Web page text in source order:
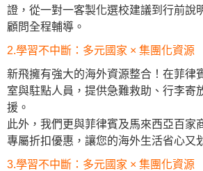
證，從一對一客製化選校建議到行前說
顧問全程輔導。
2.學習不中斷：多元國家 × 集團化資源
新飛擁有強大的海外資源整合！在菲律
室與駐點人員，提供急難救助、行李寄
援。
此外，我們更與菲律賓及馬來西亞百家
專屬折扣優惠，讓您的海外生活省心又
3.學習不中斷：多元國家 × 集團化資源